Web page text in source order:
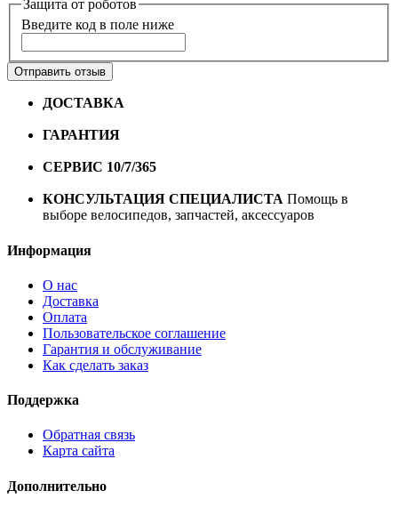
Защита от роботов
Введите код в поле ниже
Отправить отзыв
ДОСТАВКА
ГАРАНТИЯ
СЕРВИС 10/7/365
КОНСУЛЬТАЦИЯ СПЕЦИАЛИСТА Помощь в
выборе велосипедов, запчастей, аксессуаров
Информация
О нас
Доставка
Оплата
Пользовательское соглашение
Гарантия и обслуживание
Как сделать заказ
Поддержка
Обратная связь
Карта сайта
Дополнительно